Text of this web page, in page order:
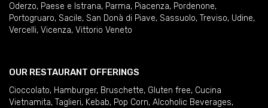
Oderzo, Paese e Istrana, Parma, Piacenza, Pordenone,
Portogruaro, Sacile, San Donà di Piave, Sassuolo, Treviso, Udine,
Vercelli, Vicenza, Vittorio Veneto
OUR RESTAURANT OFFERINGS
Cioccolato, Hamburger, Bruschette, Gluten free, Cucina
Vietnamita, Taglieri, Kebab, Pop Corn, Alcoholic Beverages,